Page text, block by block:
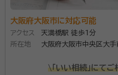
ドバイザーの資格を関係者も
重ねています。
大阪府大阪市に対応可能
アクセス
天満橋駅 徒歩1分
所在地
大阪府大阪市中央区大手前一丁
\「いい相続」にて